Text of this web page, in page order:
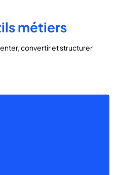
métiers
convertir et structurer